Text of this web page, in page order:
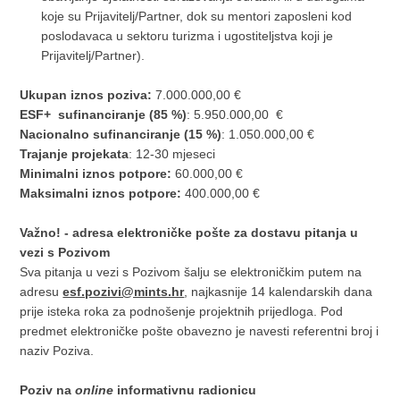
koje su Prijavitelj/Partner, dok su mentori zaposleni kod
poslodavaca u sektoru turizma i ugostiteljstva koji je
Prijavitelj/Partner).
Ukupan iznos poziva: 7.000.000,00 €
ESF+ sufinanciranje (85 %): 5.950.000,00 €
Nacionalno sufinanciranje (15 %): 1.050.000,00 €
Trajanje projekata: 12-30 mjeseci
Minimalni iznos potpore: 60.000,00 €
Maksimalni iznos potpore: 400.000,00 €
Važno! - adresa elektroničke pošte za dostavu pitanja u
vezi s Pozivom
Sva pitanja u vezi s Pozivom šalju se elektroničkim putem na
adresuesf.pozivi@mints.hr, najkasnije 14 kalendarskih dana
prije isteka roka za podnošenje projektnih prijedloga. Pod
predmet elektroničke pošte obavezno je navesti referentni broj i
naziv Poziva.
Poziv naonline informativnu radionicu